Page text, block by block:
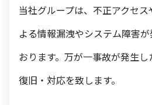
当社グループは、不正アクセ
よる情報漏洩やシステム障害
おります。万が一事故が発生し
復旧・対応を致します。